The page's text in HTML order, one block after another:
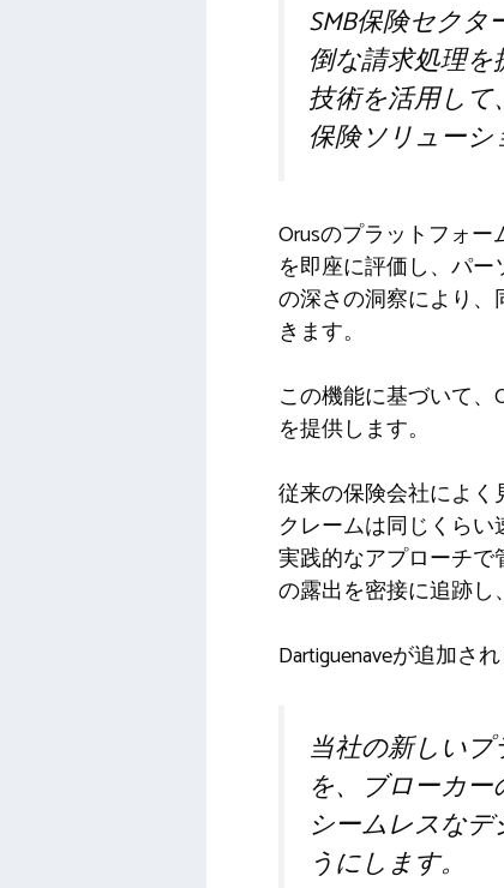
SMB保険セク
倒な請求処理
技術を活用し
保険ソリューシ
Orusのプラットフォ
を即座に評価し、パ
の深さの洞察により
きます。
この機能に基づいて
を提供します。
従来の保険会社によく
クレームは同じくら
実践的なアプローチ
の露出を密接に追跡し
Dartiguenaveが追加さ
当社の新しい
を、ブローカ
シームレスな
うにします。